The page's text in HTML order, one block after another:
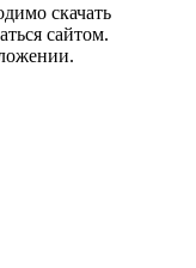
скачать
сайтом.